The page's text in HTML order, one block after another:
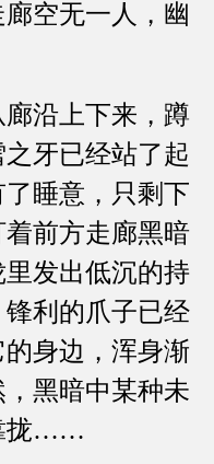
空无一人，幽
沿上下来，蹲
牙已经站了起
睡意，只剩下
前方走廊黑暗
发出低沉的持
利的爪子已经
身边，浑身渐
黑暗中某种未
拢……